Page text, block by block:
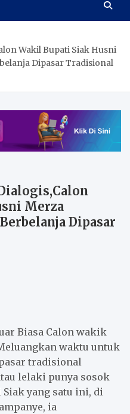
Wakil Bupati Siak Husni
Dipasar Tradisional
Merza
Dipasar
Biasa Calon wakik
waktu untuk
tradisional
lelaki punya sosok
yang satu ini, di
ia